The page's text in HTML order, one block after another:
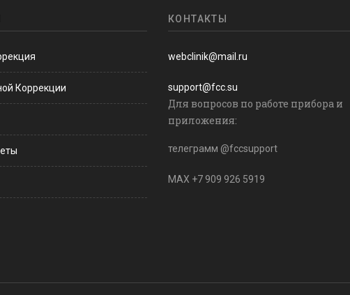
Коррекции
КОНТАКТЫ
webclinik@mail.ru
support@fcc.su
Для вопросов по работе прибора и
приложения:
телеграмм @fccsupport
MAX +7 909 926 5919